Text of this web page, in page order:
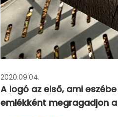
2020.09.04.
A logó az első, ami
emlékként megragadjon